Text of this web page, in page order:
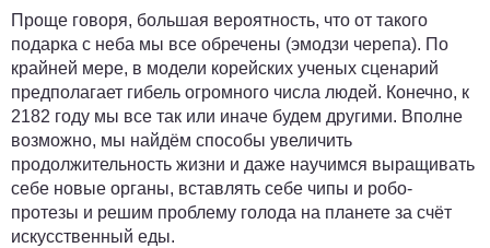
Проще говоря, большая вероятность, что от такого
подарка с неба мы все обречены (эмодзи черепа). По
крайней мере, в модели корейских ученых сценарий
предполагает гибель огромного числа людей. Конечно, к
2182 году мы все так или иначе будем другими. Вполне
возможно, мы найдём способы увеличить
продолжительность жизни и даже научимся выращивать
себе новые органы, вставлять себе чипы и робо-
протезы и решим проблему голода на планете за счёт
искусственный еды.